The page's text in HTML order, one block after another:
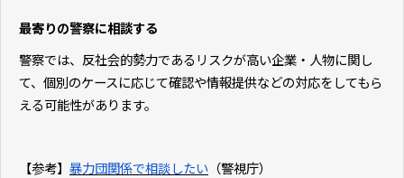
最寄りの警察に相談する
警察では、反社会的勢力であるリスクが高い企業・人物に関し
て、個別のケースに応じて確認や情報提供などの対応をしてもら
える可能性があります。
【参考】 暴力団関係で相談したい （警視庁）